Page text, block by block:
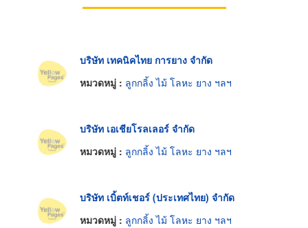
บริษัท เทคนิคไทย การยาง จำกัด
หมวดหมู่ : ลูกกลิ้ง ไม้ โลหะ ยาง ฯลฯ
บริษัท เอเชียโรลเลอร์ จำกัด
หมวดหมู่ : ลูกกลิ้ง ไม้ โลหะ ยาง ฯลฯ
บริษัท เบิ้ตท์เชอร์ (ประเทศไทย) จำกัด
หมวดหมู่ : ลูกกลิ้ง ไม้ โลหะ ยาง ฯลฯ